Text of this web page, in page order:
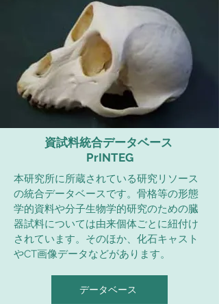
資試料統合データベース
PrINTEG
本研究所に所蔵されている研究リソース
の統合データベースです。骨格等の形態
学的資料や分子生物学的研究のための臓
器試料については由来個体ごとに紐付け
されています。そのほか、化石キャスト
やCT画像データなどがあります。
データベース